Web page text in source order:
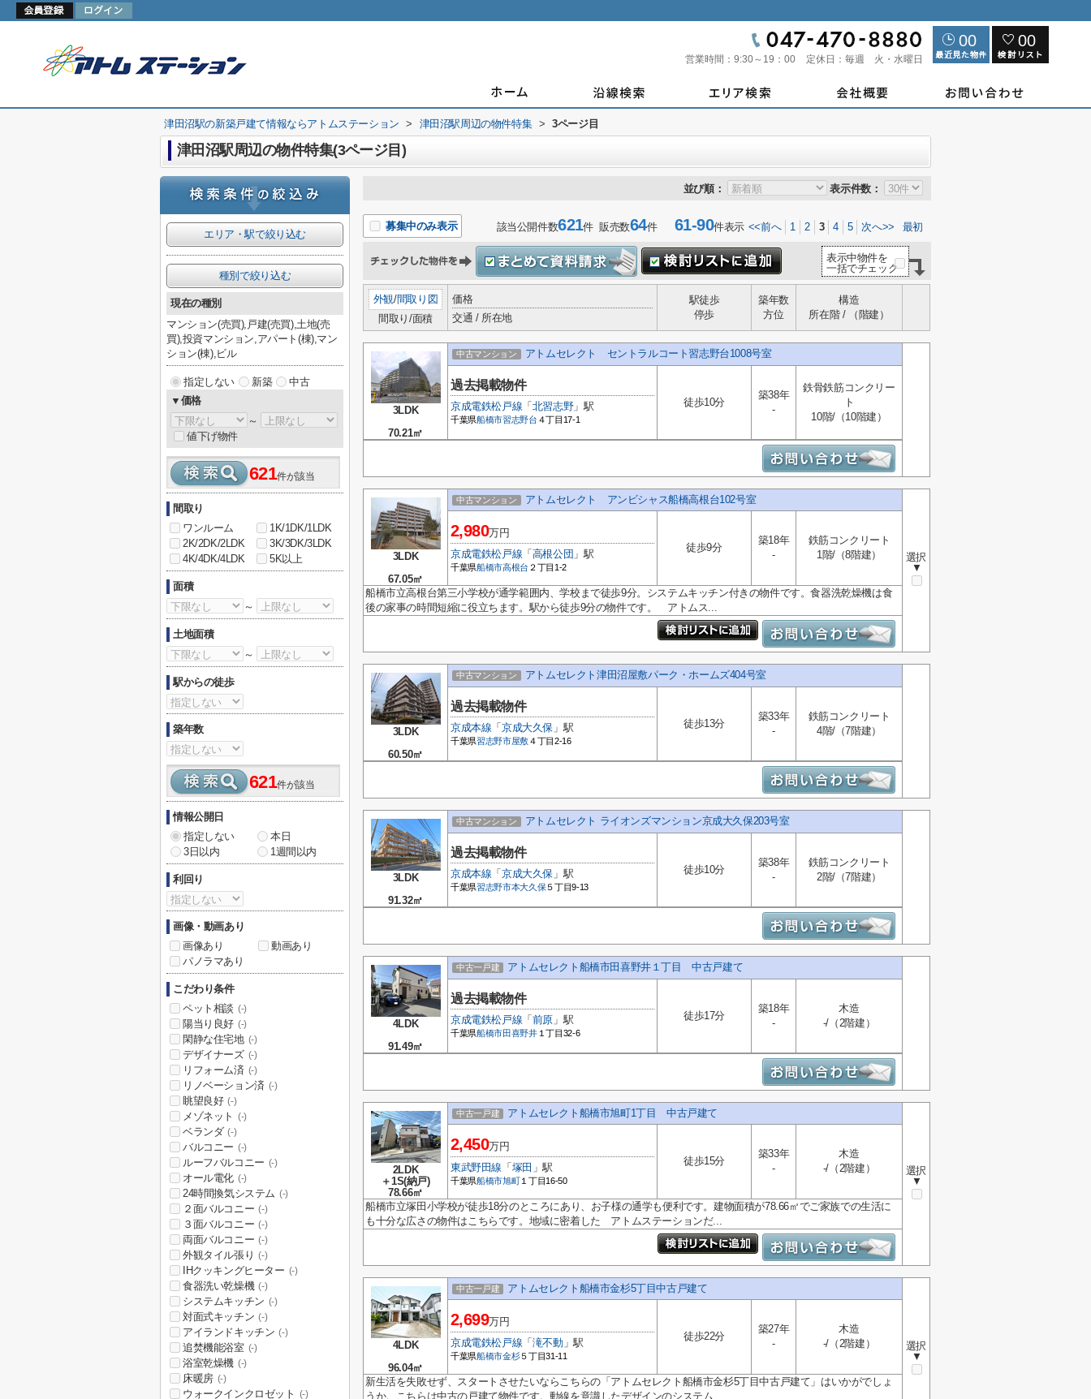
営業時間： 9:30～19：00 定休日： 毎週 火・水曜日
00 00
津田沼駅の新築戸建て情報ならアトムステーション > 津田沼駅周辺の物件特集 > 3ページ目
津田沼駅周辺の物件特集(3ページ目)
並び順： 表示件数：
募集中のみ表示 該当公開件数621件 販売数64件61-90件表示 <<前へ 1 2 3 4 5 次へ>> 最初
表示中物件を
一括でチェック
外観/間取り図
間取り/面積
価格
交通 / 所在地
駅徒歩
停歩
築年数
方位
構造
所在階 / （階建）
3LDK
70.21㎡
中古マンション アトムセレクト セントラルコート習志野台1008号室
過去掲載物件
京成電鉄松戸線 「 北習志野」駅
千葉県船橋市習志野台 ４丁目17-1
徒歩10分
築38年
-
鉄骨鉄筋コンクリー
ト
10階/（10階建）
3LDK
67.05㎡
中古マンション アトムセレクト アンビシャス船橋高根台102号室
選択
▼
2,980万円
京成電鉄松戸線 「 高根公団 」駅
千葉県船橋市高根台 ２丁目1-2
徒歩9分
築18年
-
鉄筋コンクリート
1階/（8階建）
船橋市立高根台第三小学校が通学範囲内、学校まで徒歩9分。システムキッチン付きの物件です。食器洗乾燥機は食
後の家事の時間短縮に役立ちます。駅から徒歩9分の物件です。 アトムス...
3LDK
60.50㎡
中古マンション アトムセレクト津田沼屋敷パーク・ホームズ404号室
過去掲載物件
京成本線 「京成大久保 」駅
千葉県習志野市屋敷４丁目2-16
徒歩13分
築33年
-
鉄筋コンクリート
4階/（7階建）
3LDK
91.32㎡
中古マンション アトムセレクト ライオンズマンション京成大久保203号室
過去掲載物件
京成本線 「京成大久保 」駅
千葉県習志野市本大久保５丁目9-13
徒歩10分
築38年
-
鉄筋コンクリート
2階/（7階建）
4LDK
91.49㎡
中古一戸建 アトムセレクト船橋市田喜野井１丁目 中古戸建て
過去掲載物件
京成電鉄松戸線 「 前原 」駅
千葉県船橋市田喜野井１丁目32-6
徒歩17分
築18年
-
木造
-/（2階建）
2LDK
＋1S(納戸)
78.66㎡
中古一戸建 アトムセレクト船橋市旭町1丁目 中古戸建て
選択
▼
2,450万円
東武野田線 「 塚田 」駅
千葉県船橋市旭町 １丁目16-50
徒歩15分
築33年
-
木造
-/（2階建）
船橋市立塚田小学校が徒歩18分のところにあり、お子様の通学も便利です。建物面積が78.66㎡でご家族での生活に
も十分な広さの物件はこちらです。地域に密着した アトムステーションだ...
4LDK
96.04㎡
中古一戸建 アトムセレクト船橋市金杉5丁目中古戸建て
選択
▼
2,699万円
京成電鉄松戸線 「 滝不動」駅
千葉県船橋市金杉５丁目31-11
徒歩22分
築27年
-
木造
-/（2階建）
新生活を失敗せず、スタートさせたいならこちらの「アトムセレクト船橋市金杉5丁目中古戸建て」はいかがでしょ
うか。こちらは中古の戸建て物件です。動線を意識したデザインのシステム...
エリア・駅で絞り込む
種別で絞り込む
現在の種別
マンション(売買),戸建(売買),土地(売
買),投資マンション,アパート(棟),マン
ション(棟),ビル
指定しない 新築
中古
▼価格
～
値下げ物件
621件が該当
間取り
ワンルーム
1K/1DK/1LDK
2K/2DK/2LDK
3K/3DK/3LDK
4K/4DK/4LDK
5K以上
面積
～
土地面積
～
駅からの徒歩
築年数
621件が該当
情報公開日
指定しない
本日
3日以内
1週間以内
利回り
画像・動画あり
画像あり
動画あり
パノラマあり
こだわり条件
ペット相談 (-)
陽当り良好 (-)
閑静な住宅地 (-)
デザイナーズ (-)
リフォーム済 (-)
リノベーション済 (-)
眺望良好 (-)
メゾネット (-)
ベランダ (-)
バルコニー (-)
ルーフバルコニー (-)
オール電化 (-)
24時間換気システム (-)
２面バルコニー (-)
３面バルコニー (-)
両面バルコニー (-)
外観タイル張り (-)
IHクッキングヒーター (-)
食器洗い乾燥機 (-)
システムキッチン (-)
対面式キッチン (-)
アイランドキッチン (-)
追焚機能浴室 (-)
浴室乾燥機 (-)
床暖房 (-)
ウォークインクロゼット (-)